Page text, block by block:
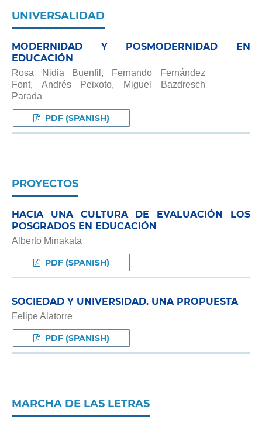
UNIVERSALIDAD
MODERNIDAD Y POSMODERNIDAD EN
EDUCACIÓN
Rosa Nidia Buenfil, Fernando Fernández
Font, Andrés Peixoto, Miguel Bazdresch
Parada
PDF (SPANISH)
PROYECTOS
HACIA UNA CULTURA DE EVALUACIÓN LOS
POSGRADOS EN EDUCACIÓN
Alberto Minakata
PDF (SPANISH)
SOCIEDAD Y UNIVERSIDAD. UNA PROPUESTA
Felipe Alatorre
PDF (SPANISH)
MARCHA DE LAS LETRAS